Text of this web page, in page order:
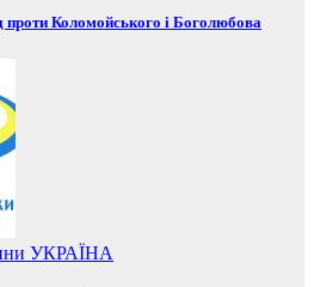
проти Коломойського і Боголюбова
УКРАЇНА